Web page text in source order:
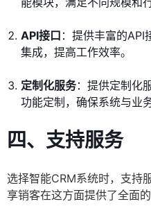
API接口 ：提供丰富的API
集成，提高工作效率。
定制化服务：提供定制化
功能定制，确保系统与业
四、支持服务
选择智能CRM系统时，支持
享销客在这方面提供了全面的